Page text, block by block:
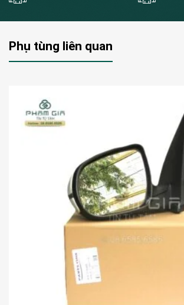
Phụ tùng liên quan